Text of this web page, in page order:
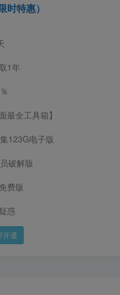
时特惠）
1年
最全工具箱】
123G电子版
破解版
费版
惑
开通